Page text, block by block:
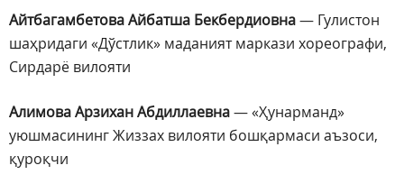
Айтбагамбетова Айбатша Бекбердиовна— Гулистон
шаҳридаги «Дўстлик» маданият маркази хореографи,
Сирдарё вилояти
Алимова Арзихан Абдиллаевна— «Ҳунарманд»
уюшмасининг Жиззах вилояти бошқармаси аъзоси,
қуроқчи